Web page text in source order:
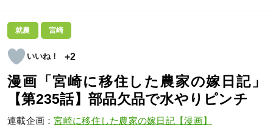
就農 宮崎
+2
漫画「宮崎に移住した農家の嫁日記」
【第235話】部品欠品で水やりピンチ
連載企画：宮崎に移住した農家の嫁日記【漫画】